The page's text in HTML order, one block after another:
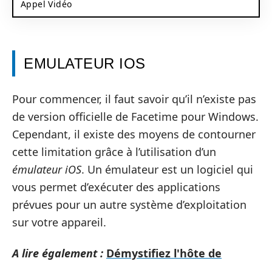
Appel Vidéo
EMULATEUR IOS
Pour commencer, il faut savoir qu’il n’existe pas
de version officielle de Facetime pour Windows.
Cependant, il existe des moyens de contourner
cette limitation grâce à l’utilisation d’un
émulateur iOS. Un émulateur est un logiciel qui
vous permet d’exécuter des applications
prévues pour un autre système d’exploitation
sur votre appareil.
A lire également : Démystifiez l'hôte de